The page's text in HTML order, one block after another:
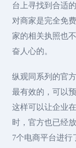
台上寻找到合适
对商家是完全免
家的相关执照也
奋人心的。
纵观同系列的官
最有效的，可以
这样可以让企业
时，官方也已经
7个电商平台进行